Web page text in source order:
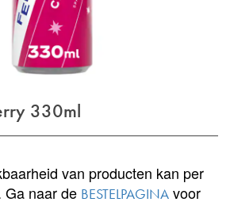
330ml
van producten kan per
Ga naar de BESTELPAGINA voor